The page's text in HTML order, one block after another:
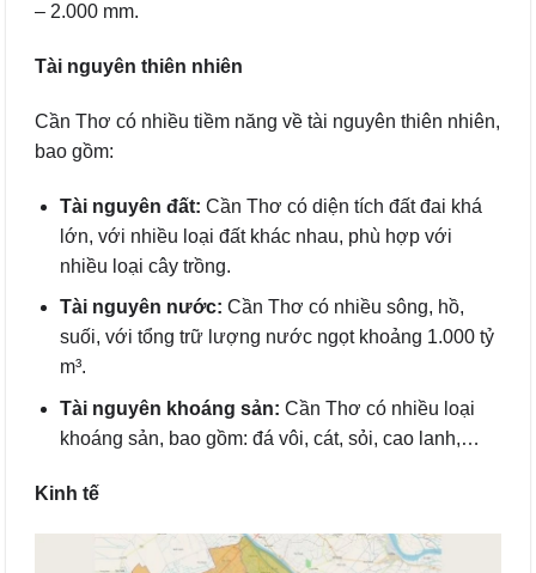
– 2.000 mm.
Tài nguyên thiên nhiên
Cần Thơ có nhiều tiềm năng về tài nguyên thiên nhiên,
bao gồm:
Tài nguyên đất: Cần Thơ có diện tích đất đai khá
lớn, với nhiều loại đất khác nhau, phù hợp với
nhiều loại cây trồng.
Tài nguyên nước: Cần Thơ có nhiều sông, hồ,
suối, với tổng trữ lượng nước ngọt khoảng 1.000 tỷ
m³.
Tài nguyên khoáng sản: Cần Thơ có nhiều loại
khoáng sản, bao gồm: đá vôi, cát, sỏi, cao lanh,…
Kinh tế